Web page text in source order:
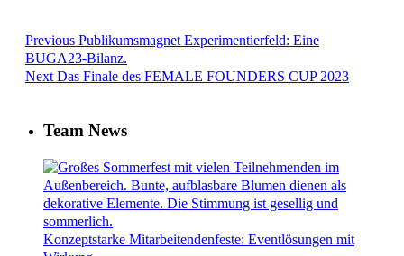
Previous Publikumsmagnet Experimentierfeld: Eine
BUGA23-Bilanz.
Next Das Finale des FEMALE FOUNDERS CUP 2023
Team News
Konzeptstarke Mitarbeitendenfeste: Eventlösungen mit